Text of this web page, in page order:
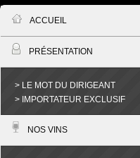
ACCUEIL
PRÉSENTATION
> LE MOT DU DIRIGEANT
> IMPORTATEUR EXCLUSIF
NOS VINS